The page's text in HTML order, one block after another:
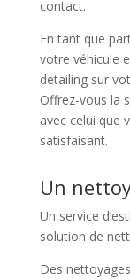
contact.
En tant que
votre véhicule
detailing sur
Offrez-vous la
avec celui que
satisfaisant.
Un
Un service
solution de
Des